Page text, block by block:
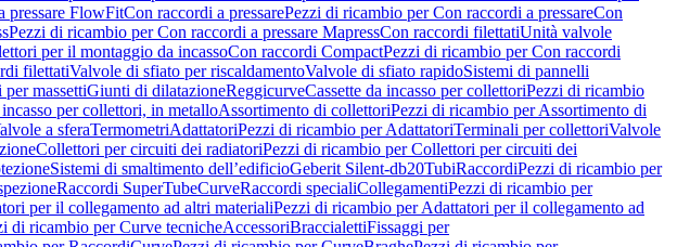
pressare FlowFitCon raccordi a pressarePezzi di ricambio per Con raccordi a pressareCon
Pezzi di ricambio per Con raccordi a pressare MapressCon raccordi filettatiUnità valvole
per il montaggio da incassoCon raccordi CompactPezzi di ricambio per Con raccordi
filettatiValvole di sfiato per riscaldamentoValvole di sfiato rapidoSistemi di pannelli
massettiGiunti di dilatazioneReggicurveCassette da incasso per collettoriPezzi di ricambio
per collettori, in metalloAssortimento di collettoriPezzi di ricambio per Assortimento di
a sferaTermometriAdattatoriPezzi di ricambio per AdattatoriTerminali per collettoriValvole
Collettori per circuiti dei radiatoriPezzi di ricambio per Collettori per circuiti dei
Sistemi di smaltimento dell’edificioGeberit Silent-db20TubiRaccordiPezzi di ricambio per
Raccordi SuperTubeCurveRaccordi specialiCollegamentiPezzi di ricambio per
per il collegamento ad altri materialiPezzi di ricambio per Adattatori per il collegamento ad
di ricambio per Curve tecnicheAccessoriBraccialettiFissaggi per